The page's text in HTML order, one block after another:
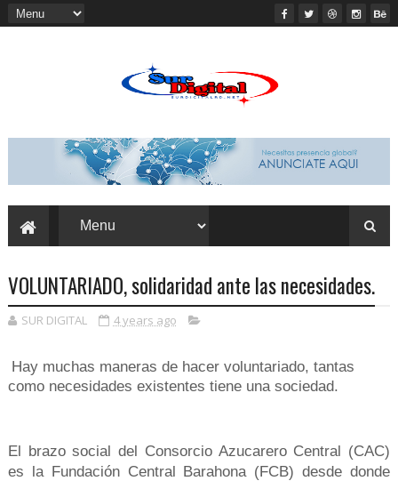
VOLUNTARIADO, solidaridad ante las necesidades.
SUR DIGITAL 4 years ago
Hay muchas maneras de hacer voluntariado, tantas
como necesidades existentes tiene una sociedad.
El brazo social del Consorcio Azucarero Central (CAC)
es la Fundación Central Barahona (FCB) desde donde